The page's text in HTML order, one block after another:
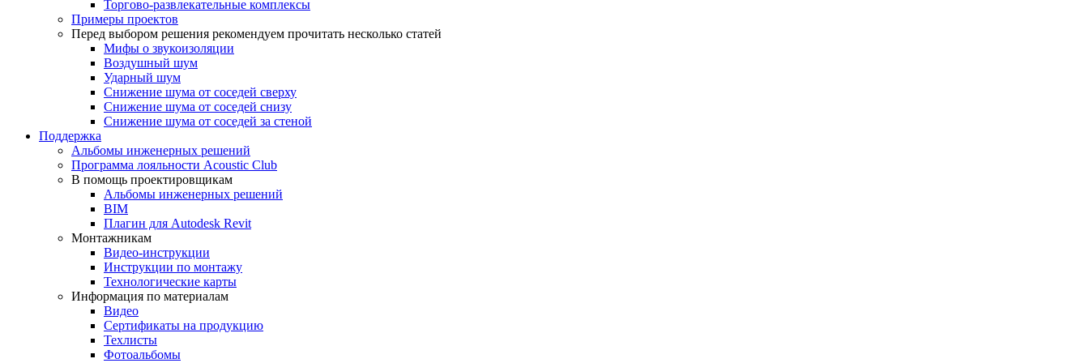
Торгово-развлекательные комплексы
Примеры проектов
Перед выбором решения рекомендуем прочитать несколько статей
Мифы о звукоизоляции
Воздушный шум
Ударный шум
Снижение шума от соседей сверху
Снижение шума от соседей снизу
Снижение шума от соседей за стеной
Поддержка
Альбомы инженерных решений
Программа лояльности Acoustic Club
В помощь проектировщикам
Альбомы инженерных решений
BIM
Плагин для Autodesk Revit
Монтажникам
Видео-инструкции
Инструкции по монтажу
Технологические карты
Информация по материалам
Видео
Сертификаты на продукцию
Техлисты
Фотоальбомы